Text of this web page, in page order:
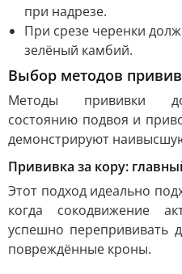
при надрезе.
При срезе черенки
зелёный камбий.
Выбор методов
Методы прививки
состоянию подвоя и
демонстрируют
Прививка за кору:
Этот подход идеально
когда сокодвижение
успешно перепрививать
повреждённые кроны.